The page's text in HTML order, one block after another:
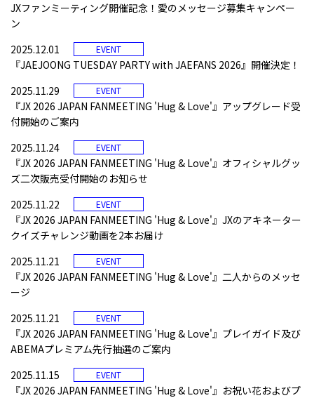
JXファンミーティング開催記念！愛のメッセージ募集キャンペー
ン
2025.12.01
EVENT
『JAEJOONG TUESDAY PARTY with JAEFANS 2026』開催決定！
2025.11.29
EVENT
『JX 2026 JAPAN FANMEETING 'Hug & Love'』アップグレード受
付開始のご案内
2025.11.24
EVENT
『JX 2026 JAPAN FANMEETING 'Hug & Love'』オフィシャルグッ
ズ二次販売受付開始のお知らせ
2025.11.22
EVENT
『JX 2026 JAPAN FANMEETING 'Hug & Love'』JXのアキネーター
クイズチャレンジ動画を2本お届け
2025.11.21
EVENT
『JX 2026 JAPAN FANMEETING 'Hug & Love'』二人からのメッセ
ージ
2025.11.21
EVENT
『JX 2026 JAPAN FANMEETING 'Hug & Love'』プレイガイド及び
ABEMAプレミアム先行抽選のご案内
2025.11.15
EVENT
『JX 2026 JAPAN FANMEETING 'Hug & Love'』お祝い花およびプ